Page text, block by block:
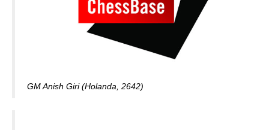
GM Anish Giri (Holanda, 2642)